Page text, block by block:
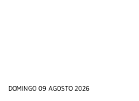
DOMINGO 09 AGOSTO 2026